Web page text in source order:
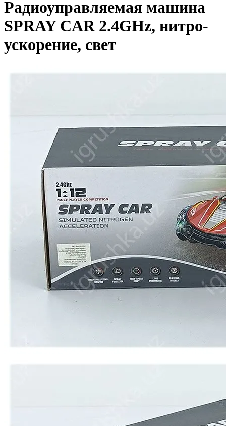
Радиоуправляемая машина
SPRAY CAR 2.4GHz, нитро-
ускорение, свет